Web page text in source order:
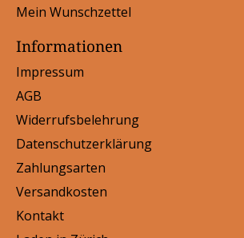
Mein Wunschzettel
Informationen
Impressum
AGB
Widerrufsbelehrung
Datenschutzerklärung
Zahlungsarten
Versandkosten
Kontakt